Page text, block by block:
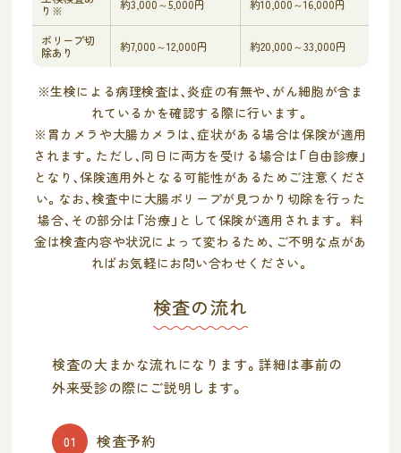
り※
約3,000～5,000円 約10,000～16,000円
ポリープ切
除あり
約7,000～12,000円 約20,000～33,000円
※生検による病理検査は、炎症の有無や、がん細胞が含ま
れているかを確認する際に行います。
※胃カメラや大腸カメラは、症状がある場合は保険が適用
されます。ただし、同日に両方を受ける場合は「自由診療」
となり、保険適用外となる可能性があるためご注意くださ
い。なお、検査中に大腸ポリープが見つかり切除を行った
場合、その部分は「治療」として保険が適用されます。 料
金は検査内容や状況によって変わるため、ご不明な点があ
ればお気軽にお問い合わせください。
検査の流れ
検査の大まかな流れになります。詳細は事前の
外来受診の際にご説明します。
01 検査予約